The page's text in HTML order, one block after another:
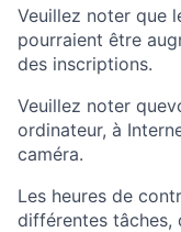
Veuillez noter que
pourraient être
des inscriptions.
Veuillez noter
ordinateur, à
caméra.
Les heures de
différentes tâches,